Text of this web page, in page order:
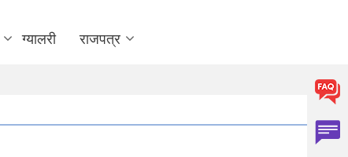
ग्यालरी राजपत्र